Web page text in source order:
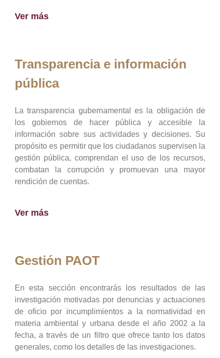
Ver más
Transparencia e información
pública
La transparencia gubernamental es la obligación de
los gobiernos de hacer pública y accesible la
información sobre sus actividades y decisiones. Su
propósito es permitir que los ciudadanos supervisen la
gestión pública, comprendan el uso de los recursos,
combatan la corrupción y promuevan una mayor
rendición de cuentas.
Ver más
Gestión PAOT
En esta sección encontrarás los resultados de las
investigación motivadas por denuncias y actuaciones
de oficio por incumplimientos a la normatividad en
materia ambiental y urbana desde el año 2002 a la
fecha, a través de un filtro que ofrece tanto los datos
generales, como los detalles de las investigaciones.